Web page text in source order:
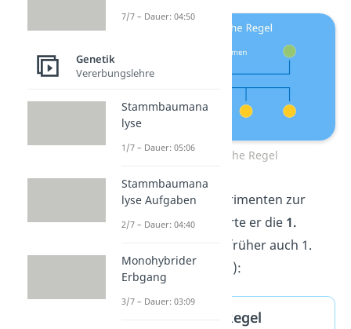
1. Mendelsche Regel
Nach weiteren Experimenten zur
Vererbung formulierte er die 1.
(früher auch 1.
Mendelsches Gesetz):
1. Mendelsche Regel
7/7 – Dauer: 04:50
Genetik
Vererbungslehre
Stammbaumana
lyse
1/7 – Dauer: 05:06
Stammbaumana
lyse Aufgaben
2/7 – Dauer: 04:40
Monohybrider
Erbgang
3/7 – Dauer: 03:09